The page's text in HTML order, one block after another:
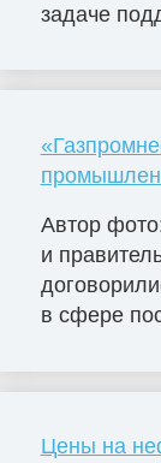
задаче
Автор
и
в сфере
Цены на